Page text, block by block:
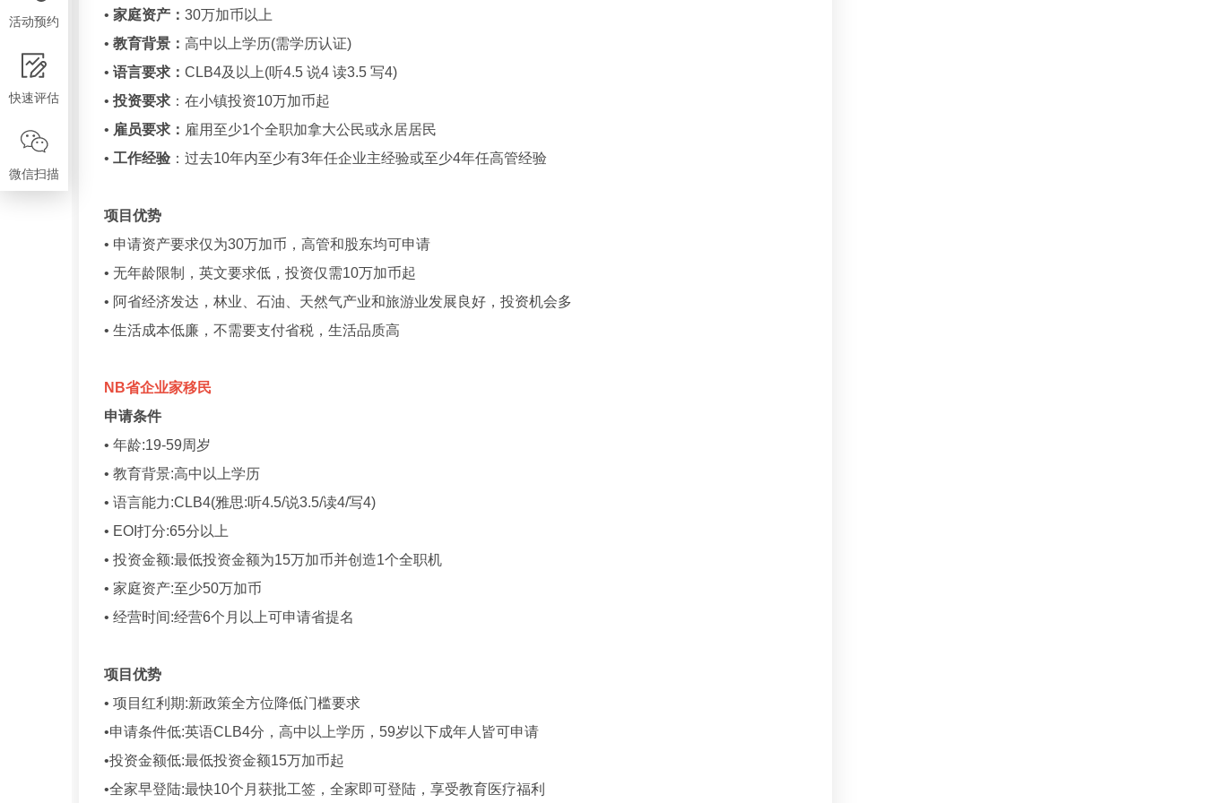
• 家庭资产： 30万加币以上
• 教育背景： 高中以上学历(需学历认证)
• 语言要求： CLB4及以上(听4.5 说4 读3.5 写4)
• 投资要求 ：在小镇投资10万加币起
• 雇员要求： 雇用至少1个全职加拿大公民或永居居民
• 工作经验 ：过去10年内至少有3年任企业主经验或至少4年任高管经验
项目优势
• 申请资产要求仅为30万加币，高管和股东均可申请
• 无年龄限制，英文要求低，投资仅需10万加币起
• 阿省经济发达，林业、石油、天然气产业和旅游业发展良好，投资机会多
• 生活成本低廉，不需要支付省税，生活品质高
NB省企业家移民
申请条件
• 年龄:19-59周岁
• 教育背景:高中以上学历
• 语言能力:CLB4(雅思:听4.5/说3.5/读4/写4)
• EOI打分:65分以上
• 投资金额:最低投资金额为15万加币并创造1个全职机
• 家庭资产:至少50万加币
• 经营时间:经营6个月以上可申请省提名
项目优势
• 项目红利期:新政策全方位降低门槛要求
•申请条件低:英语CLB4分，高中以上学历，59岁以下成年人皆可申请
•投资金额低:最低投资金额15万加币起
•全家早登陆:最快10个月获批工签，全家即可登陆，享受教育医疗福利
活动预约
快速评估
微信扫描